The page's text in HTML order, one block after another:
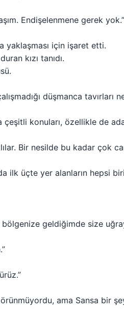
Endişelenmene gerek yok.”
yaklaşması için işaret etti.
kızı tanıdı.
düşmanca
konuları, özellikle de
Bir nesilde bu kadar çok
ilk üçte yer alanların hepsi
geldiğimde size
ama Sansa bir